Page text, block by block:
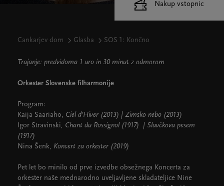
Cankarjev dom Glasba SOS 1: Končno
Trajanje: predvidoma 1 uro in 30 minut z odmorom
Orkester Slovenske filharmonije
Program:
Kaija Saariaho, Ciel d’Hiver (2013) | Zimsko nebo (2013)
Igor Stravinski, Chant du Rossignol (1917) | Slavčkova pesem
(1917)
Nina Šenk, Koncert za orkester (2019)
Pet let bo minilo od prve izvedbe obsežnega Koncerta za
orkester naše mednarodno uveljavljene skladateljice Nine
Nakup vstopnic